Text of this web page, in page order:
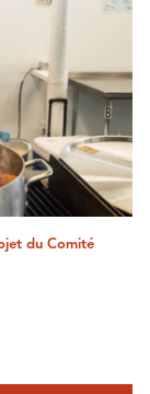
du Comité